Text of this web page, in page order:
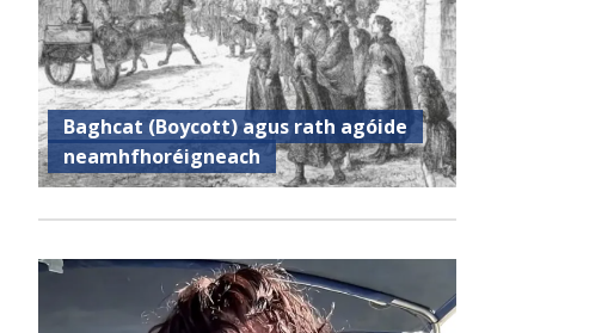
Baghcat (Boycott) agus rath agóide
neamhfhoréigneach